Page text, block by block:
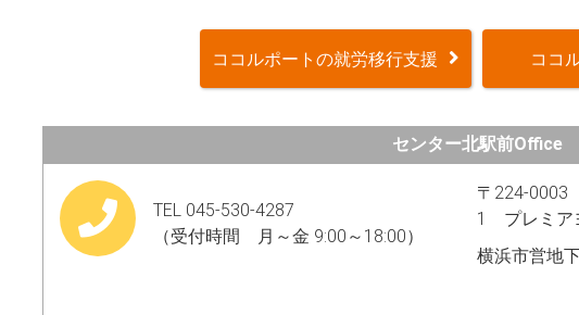
ココルポートの就労移行支援 ココ
センター北駅前Office
TEL 045-530-4287
（受付時間 月～金 9:00～18:00）
〒224-0003
1 プレミア
横浜市営地